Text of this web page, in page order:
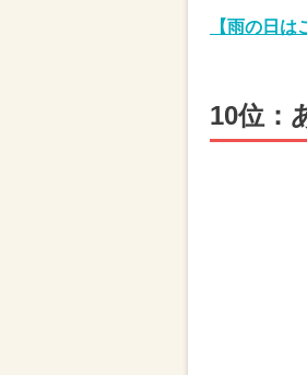
【雨の日
10位：